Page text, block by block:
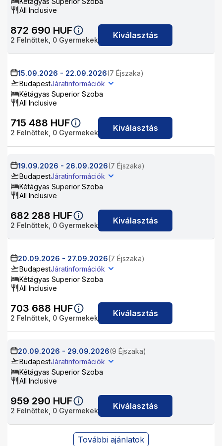
All Inclusive
872 690 HUF
2 Felnőttek, 0 Gyermekek Kiválasztás
15.09.2026 - 22.09.2026(7 Éjszaka)
BudapestJáratinformációk
Kétágyas Superior Szoba
All Inclusive
715 488 HUF
2 Felnőttek, 0 Gyermekek Kiválasztás
19.09.2026 - 26.09.2026(7 Éjszaka)
BudapestJáratinformációk
Kétágyas Superior Szoba
All Inclusive
682 288 HUF
2 Felnőttek, 0 Gyermekek Kiválasztás
20.09.2026 - 27.09.2026(7 Éjszaka)
BudapestJáratinformációk
Kétágyas Superior Szoba
All Inclusive
703 688 HUF
2 Felnőttek, 0 Gyermekek Kiválasztás
20.09.2026 - 29.09.2026(9 Éjszaka)
BudapestJáratinformációk
Kétágyas Superior Szoba
All Inclusive
959 290 HUF
2 Felnőttek, 0 Gyermekek Kiválasztás
További ajánlatok